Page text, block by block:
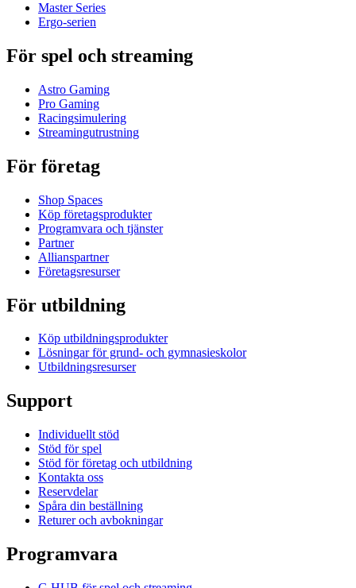
Master Series
Ergo-serien
För spel och streaming
Astro Gaming
Pro Gaming
Racingsimulering
Streamingutrustning
För företag
Shop Spaces
Köp företagsprodukter
Programvara och tjänster
Partner
Allianspartner
Företagsresurser
För utbildning
Köp utbildningsprodukter
Lösningar för grund- och gymnasieskolor
Utbildningsresurser
Support
Individuellt stöd
Stöd för spel
Stöd för företag och utbildning
Kontakta oss
Reservdelar
Spåra din beställning
Returer och avbokningar
Programvara